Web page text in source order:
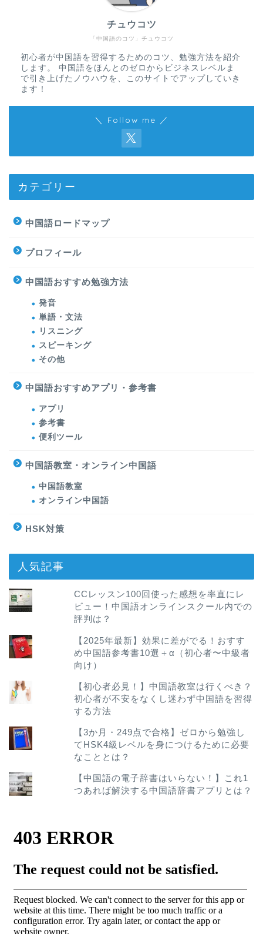
「中国語のコツ」チュウコツ
チュウコツ
初心者が中国語を習得するためのコツ、勉強方法を紹介
します。 中国語をほんとのゼロからビジネスレベルま
で引き上げたノウハウを、このサイトでアップしていき
ます！
＼ Follow me ／
カテゴリー
中国語ロードマップ
プロフィール
中国語おすすめ勉強方法
発音
単語・文法
リスニング
スピーキング
その他
中国語おすすめアプリ・参考書
アプリ
参考書
便利ツール
中国語教室・オンライン中国語
中国語教室
オンライン中国語
HSK対策
人気記事
CCレッスン100回使った感想を率直にレ
ビュー！中国語オンラインスクール内での
評判は？
【2025年最新】効果に差がでる！おすす
め中国語参考書10選＋α（初心者〜中級者
向け）
【初心者必見！】中国語教室は行くべき？
初心者が不安をなくし迷わず中国語を習得
する方法
【3か月・249点で合格】ゼロから勉強し
てHSK4級レベルを身につけるために必要
なこととは？
【中国語の電子辞書はいらない！】これ1
つあれば解決する中国語辞書アプリとは？